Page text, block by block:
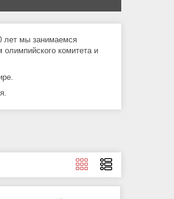
лет мы занимаемся
комитета и